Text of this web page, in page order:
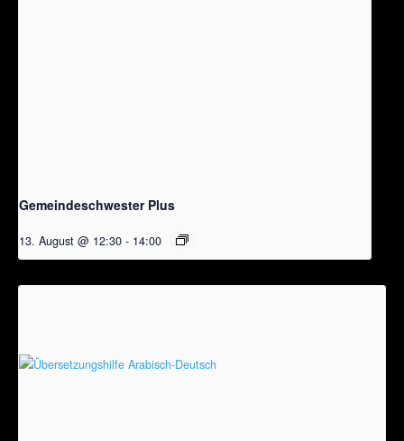
Gemeindeschwester Plus
13. August @ 12:30 - 14:00